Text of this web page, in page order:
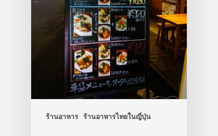
ร้านอาหาร ร้านอาหารไทยในญี่ปุ่น